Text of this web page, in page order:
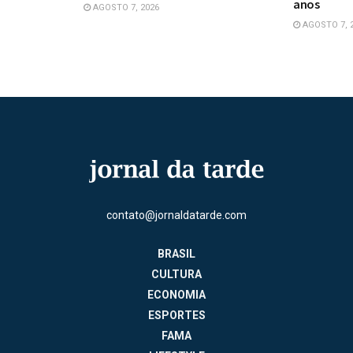
AGOSTO 7, 2026 anos
AGOSTO 7,
contato@jornaldatarde.com
BRASIL
CULTURA
ECONOMIA
ESPORTES
FAMA